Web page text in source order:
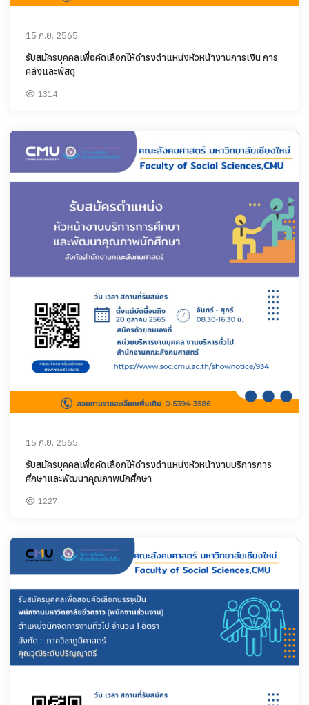
15 ก.ย. 2565
รับสมัครบุคคลเพื่อคัดเลือกให้ดำรงตำแหน่งหัวหน้างานการเงิน การ
คลังและพัสดุ
1314
15 ก.ย. 2565
รับสมัครบุคคลเพื่อคัดเลือกให้ดำรงตำแหน่งหัวหน้างานบริการการ
ศึกษาและพัฒนาคุณภาพนักศึกษา
1227